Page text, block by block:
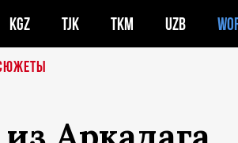
KGZ TJK TKM UZB